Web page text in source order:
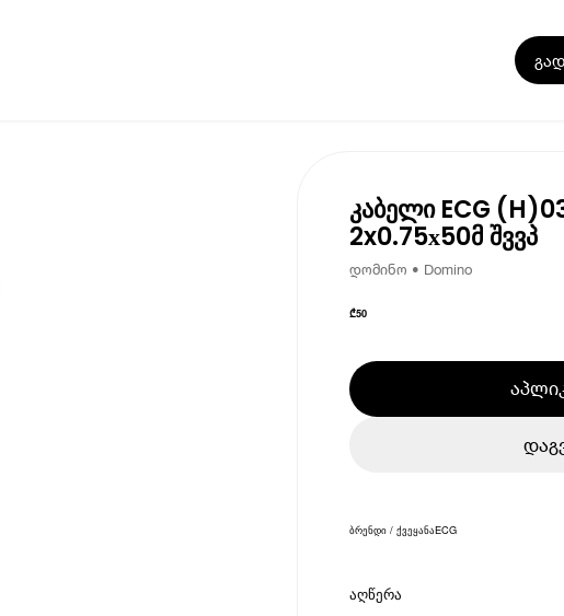
კაბელი ECG
2x0.75х50მ შვვპ
დომინო • Domino
₾50
ბრენდი / ქვეყანაECG
აღწერა